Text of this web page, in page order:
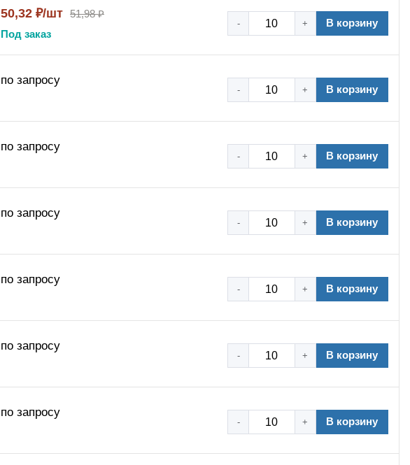
50,32 ₽/шт 51,98 ₽
Под заказ
- + В корзину
по запросу
- + В корзину
по запросу
- + В корзину
по запросу
- + В корзину
по запросу
- + В корзину
по запросу
- + В корзину
по запросу
- + В корзину